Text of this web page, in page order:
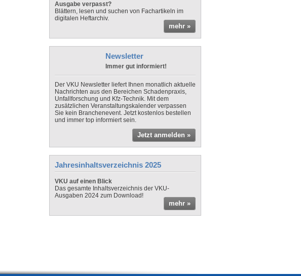
Ausgabe verpasst?
Blättern, lesen und suchen von Fachartikeln im
digitalen Heftarchiv.
mehr »
Newsletter
Immer gut informiert!
Der VKU Newsletter liefert Ihnen monatlich aktuelle
Nachrichten aus den Bereichen Schadenpraxis,
Unfallforschung und Kfz-Technik. Mit dem
zusätzlichen Veranstaltungskalender verpassen
Sie kein Branchenevent. Jetzt kostenlos bestellen
und immer top informiert sein.
Jetzt anmelden »
Jahresinhaltsverzeichnis 2025
VKU auf einen Blick
Das gesamte Inhaltsverzeichnis der VKU-
Ausgaben 2024 zum Download!
mehr »